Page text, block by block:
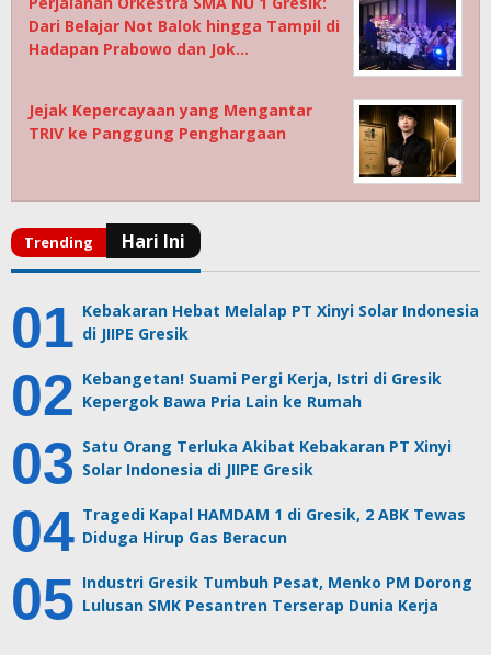
Dari Belajar Not Balok hingga Tampil di
Hadapan Prabowo dan Jok…
Jejak Kepercayaan yang Mengantar
TRIV ke Panggung Penghargaan
Kebakaran Hebat Melalap PT Xinyi Solar Indonesia
di JIIPE Gresik
Kebangetan! Suami Pergi Kerja, Istri di Gresik
Kepergok Bawa Pria Lain ke Rumah
Satu Orang Terluka Akibat Kebakaran PT Xinyi
Solar Indonesia di JIIPE Gresik
Tragedi Kapal HAMDAM 1 di Gresik, 2 ABK Tewas
Diduga Hirup Gas Beracun
Industri Gresik Tumbuh Pesat, Menko PM Dorong
Lulusan SMK Pesantren Terserap Dunia Kerja